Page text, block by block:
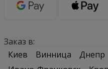
Заказ в:
Киев
Винница Днепр